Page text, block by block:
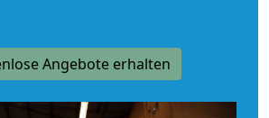
Angebote erhalten